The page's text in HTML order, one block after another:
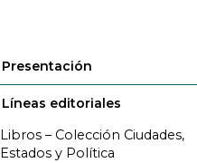
Presentación
Líneas editoriales
Libros – Colección Ciudades,
Estados y Política